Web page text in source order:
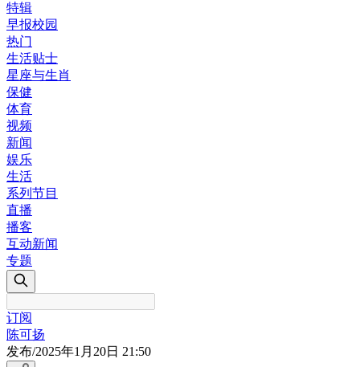
特辑
早报校园
热门
生活贴士
星座与生肖
保健
体育
视频
新闻
娱乐
生活
系列节目
直播
播客
互动新闻
专题
订阅
陈可扬
发布/2025年1月20日 21:50